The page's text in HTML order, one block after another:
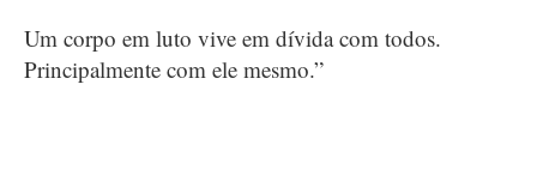
Um corpo em luto vive em dívida com todos.
Principalmente com ele mesmo.”